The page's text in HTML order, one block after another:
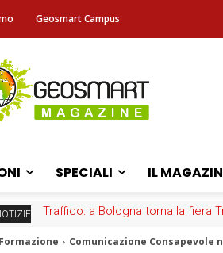
Geosmart Campus
SPECIALI IL
Traffico: a Bologna torna la fiera
Nuovo GeoPortale AGEA, per
Formazione Comunicazione